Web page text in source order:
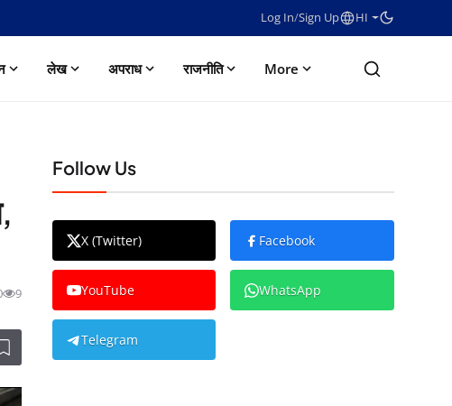
Log In/Sign Up HI
लेख अपराध राजनीति More
9
Follow Us
X (Twitter) Facebook
YouTube WhatsApp
Telegram